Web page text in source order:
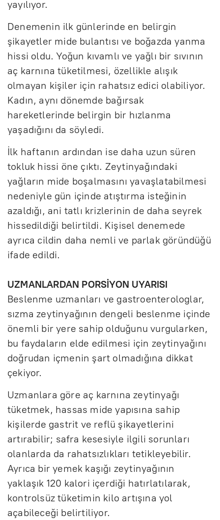
yayılıyor.
Denemenin ilk günlerinde en belirgin
şikayetler mide bulantısı ve boğazda yanma
hissi oldu. Yoğun kıvamlı ve yağlı bir sıvının
aç karnına tüketilmesi, özellikle alışık
olmayan kişiler için rahatsız edici olabiliyor.
Kadın, aynı dönemde bağırsak
hareketlerinde belirgin bir hızlanma
yaşadığını da söyledi.
İlk haftanın ardından ise daha uzun süren
tokluk hissi öne çıktı. Zeytinyağındaki
yağların mide boşalmasını yavaşlatabilmesi
nedeniyle gün içinde atıştırma isteğinin
azaldığı, ani tatlı krizlerinin de daha seyrek
hissedildiği belirtildi. Kişisel denemede
ayrıca cildin daha nemli ve parlak göründüğü
ifade edildi.
UZMANLARDAN PORSİYON UYARISI
Beslenme uzmanları ve gastroenterologlar,
sızma zeytinyağının dengeli beslenme içinde
önemli bir yere sahip olduğunu vurgularken,
bu faydaların elde edilmesi için zeytinyağını
doğrudan içmenin şart olmadığına dikkat
çekiyor.
Uzmanlara göre aç karnına zeytinyağı
tüketmek, hassas mide yapısına sahip
kişilerde gastrit ve reflü şikayetlerini
artırabilir; safra kesesiyle ilgili sorunları
olanlarda da rahatsızlıkları tetikleyebilir.
Ayrıca bir yemek kaşığı zeytinyağının
yaklaşık 120 kalori içerdiği hatırlatılarak,
kontrolsüz tüketimin kilo artışına yol
açabileceği belirtiliyor.